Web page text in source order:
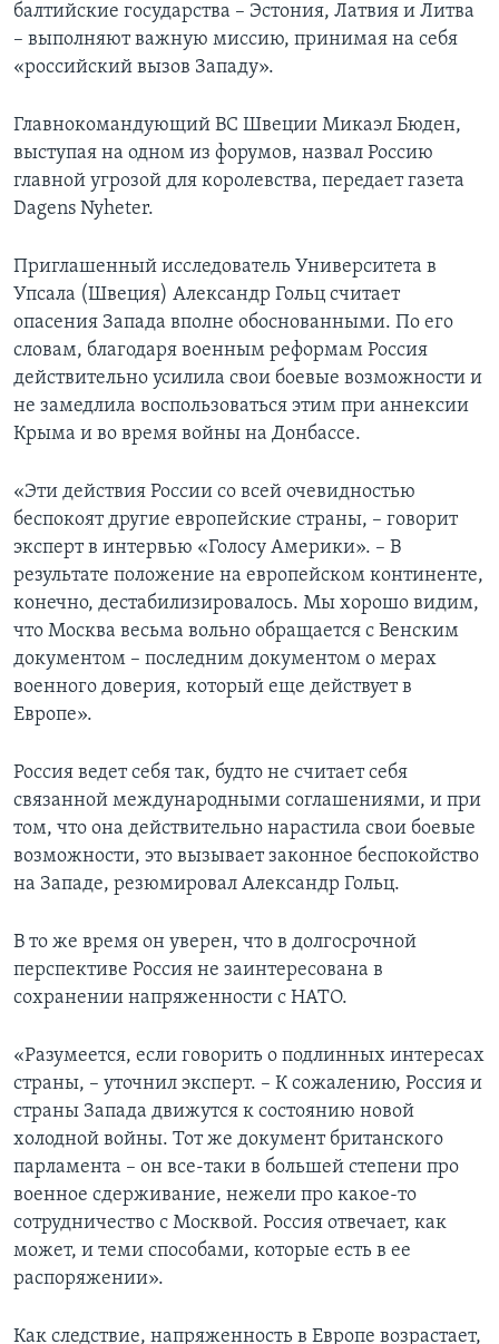
балтийские государства – Эстония, Латвия и Литва
– выполняют важную миссию, принимая на себя
«российский вызов Западу».
Главнокомандующий ВС Швеции Микаэл Бюден,
выступая на одном из форумов, назвал Россию
главной угрозой для королевства, передает газета
Dagens Nyheter.
Приглашенный исследователь Университета в
Упсала (Швеция) Александр Гольц считает
опасения Запада вполне обоснованными. По его
словам, благодаря военным реформам Россия
действительно усилила свои боевые возможности и
не замедлила воспользоваться этим при аннексии
Крыма и во время войны на Донбассе.
«Эти действия России со всей очевидностью
беспокоят другие европейские страны, – говорит
эксперт в интервью «Голосу Америки». – В
результате положение на европейском континенте,
конечно, дестабилизировалось. Мы хорошо видим,
что Москва весьма вольно обращается с Венским
документом – последним документом о мерах
военного доверия, который еще действует в
Европе».
Россия ведет себя так, будто не считает себя
связанной международными соглашениями, и при
том, что она действительно нарастила свои боевые
возможности, это вызывает законное беспокойство
на Западе, резюмировал Александр Гольц.
В то же время он уверен, что в долгосрочной
перспективе Россия не заинтересована в
сохранении напряженности с НАТО.
«Разумеется, если говорить о подлинных интересах
страны, – уточнил эксперт. – К сожалению, Россия и
страны Запада движутся к состоянию новой
холодной войны. Тот же документ британского
парламента – он все-таки в большей степени про
военное сдерживание, нежели про какое-то
сотрудничество с Москвой. Россия отвечает, как
может, и теми способами, которые есть в ее
распоряжении».
Как следствие, напряженность в Европе возрастает,